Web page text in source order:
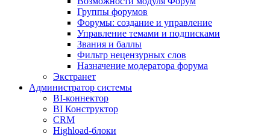
Группы форумов
Форумы: создание и управление
Управление темами и подписками
Звания и баллы
Фильтр нецензурных слов
Назначение модератора форума
Экстранет
Администратор системы
BI-коннектор
BI Конструктор
CRM
Highload-блоки